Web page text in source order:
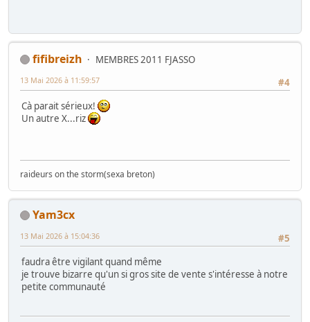
fifibreizh
MEMBRES 2011 FJASSO
#4
13 Mai 2026 à 11:59:57
Cà parait sérieux!
Un autre X...riz
raideurs on the storm(sexa breton)
Yam3cx
#5
13 Mai 2026 à 15:04:36
faudra être vigilant quand même
je trouve bizarre qu'un si gros site de vente s'intéresse à notre
petite communauté